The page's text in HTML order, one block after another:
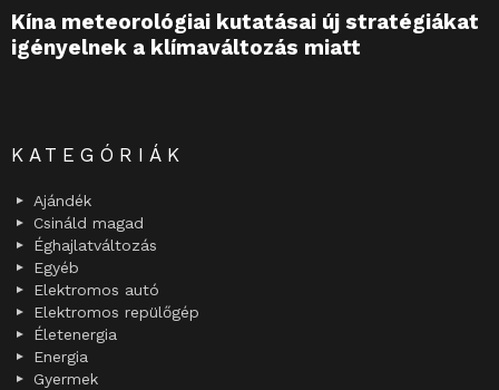
Kína meteorológiai kutatásai új stratégiákat
igényelnek a klímaváltozás miatt
KATEGÓRIÁK
Ajándék
Csináld magad
Éghajlatváltozás
Egyéb
Elektromos autó
Elektromos repülőgép
Életenergia
Energia
Gyermek